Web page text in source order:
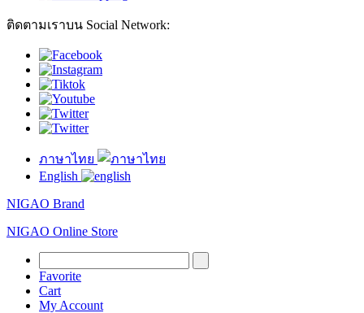
ติดตามเราบน Social Network:
ภาษาไทย
English
NIGAO Brand
NIGAO Online Store
Favorite
Cart
My Account